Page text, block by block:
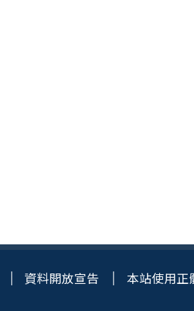
資料開放宣告 本站使用正